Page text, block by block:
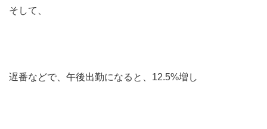
そして、
遅番などで、午後出勤になると、12.5%増し